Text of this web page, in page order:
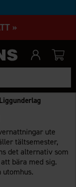
»
ute
tältsemester,
det alternativ som
bära med sig.